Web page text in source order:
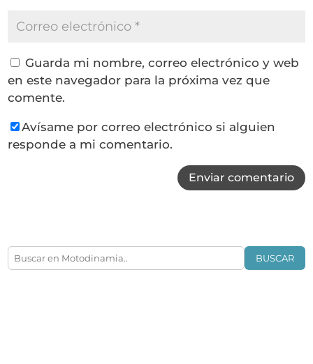
Guarda mi nombre, correo electrónico y web
en este navegador para la próxima vez que
comente.
Avísame por correo electrónico si alguien
responde a mi comentario.
Enviar comentario
BUSCAR